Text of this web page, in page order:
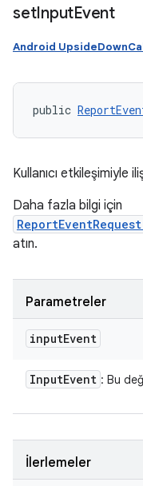
setInputEvent
Android
public
Kullanıcı etkileşimiyle
Daha fazla bilgi için
atın.
Parametreler
inputEvent
InputEvent : Bu
İlerlemeler